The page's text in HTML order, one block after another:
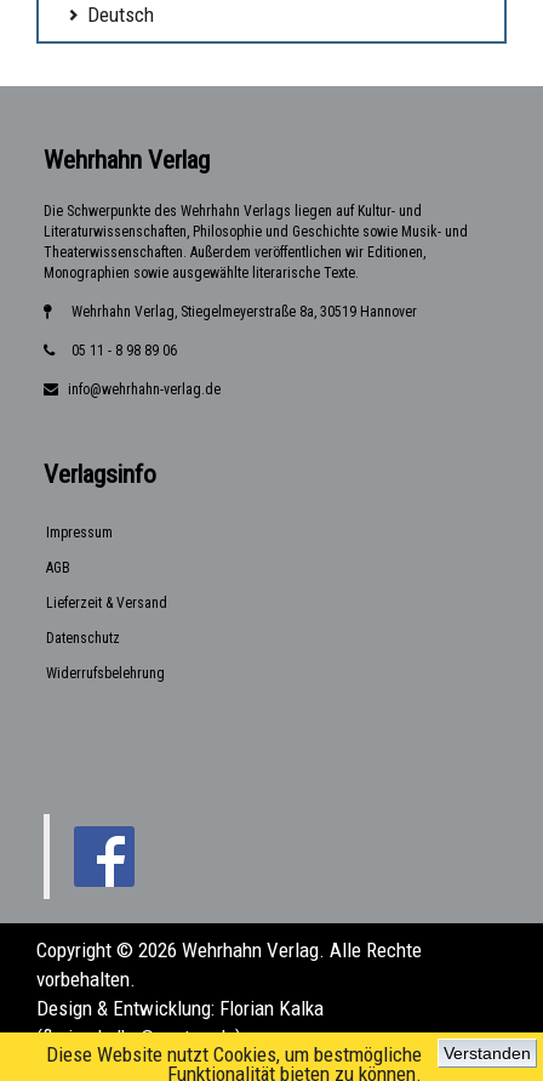
Diese Website nutzt Cookies, um bestmögliche
Funktionalität bieten zu können.
Verstanden
Deutsch
Wehrhahn Verlag
Die Schwerpunkte des Wehrhahn Verlags liegen auf Kultur- und
Literaturwissenschaften, Philosophie und Geschichte sowie Musik- und
Theaterwissenschaften. Außerdem veröffentlichen wir Editionen,
Monographien sowie ausgewählte literarische Texte.
Wehrhahn Verlag, Stiegelmeyerstraße 8a, 30519 Hannover
05 11 - 8 98 89 06
info@wehrhahn-verlag.de
Verlagsinfo
Impressum
AGB
Lieferzeit & Versand
Datenschutz
Widerrufsbelehrung
Copyright © 2026 Wehrhahn Verlag. Alle Rechte
vorbehalten.
Design & Entwicklung: Florian Kalka
(florian.kalka@posteo.de)